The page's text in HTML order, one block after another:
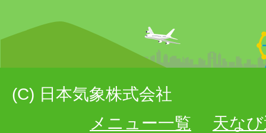
(C) 日本気象株式会社
メニュー一覧
天な